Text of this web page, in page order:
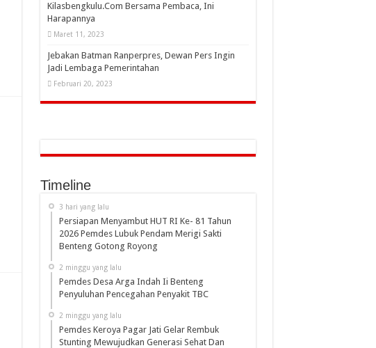
Kilasbengkulu.Com Bersama Pembaca, Ini
Harapannya
Maret 11, 2023
Jebakan Batman Ranperpres, Dewan Pers Ingin
Jadi Lembaga Pemerintahan
Februari 20, 2023
Timeline
3 hari yang lalu
Persiapan Menyambut HUT RI Ke- 81 Tahun
2026 Pemdes Lubuk Pendam Merigi Sakti
Benteng Gotong Royong
2 minggu yang lalu
Pemdes Desa Arga Indah Ii Benteng
Penyuluhan Pencegahan Penyakit TBC
2 minggu yang lalu
Pemdes Keroya Pagar Jati Gelar Rembuk
Stunting Mewujudkan Generasi Sehat Dan